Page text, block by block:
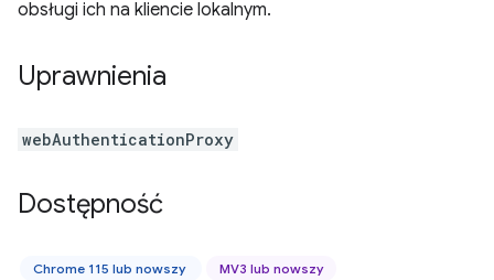
obsługi ich na kliencie lokalnym.
Uprawnienia
webAuthenticationProxy
Dostępność
Chrome 115 lub nowszy MV3 lub nowszy